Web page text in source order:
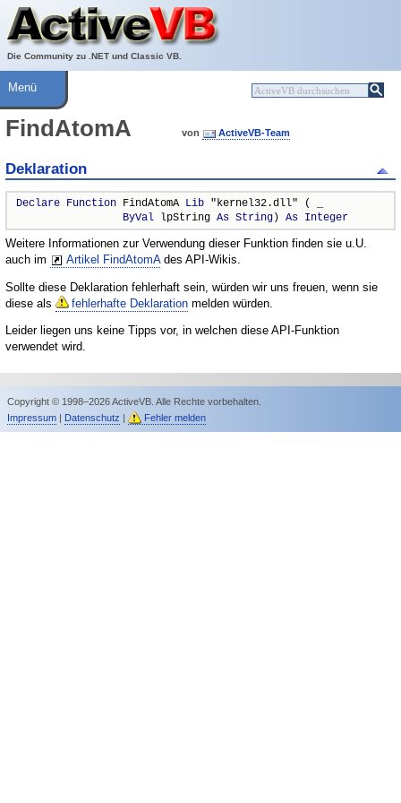
Die Community zu .NET und Classic VB.
Über ActiveVB
Hilfe
Menü
FindAtomA von ActiveVB-Team
Deklaration
Declare Function FindAtomA Lib "kernel32.dll" ( _
ByVal lpString As String) As Integer
Weitere Informationen zur Verwendung dieser Funktion finden sie u.U.
auch im
Artikel FindAtomAdes API-Wikis.
Sollte diese Deklaration fehlerhaft sein, würden wir uns freuen, wenn sie
diese als
fehlerhafte Deklaration melden würden.
Leider liegen uns keine Tipps vor, in welchen diese API-Funktion
verwendet wird.
Copyright © 1998–2026 ActiveVB. Alle Rechte vorbehalten.
Impressum| Datenschutz | Fehler melden